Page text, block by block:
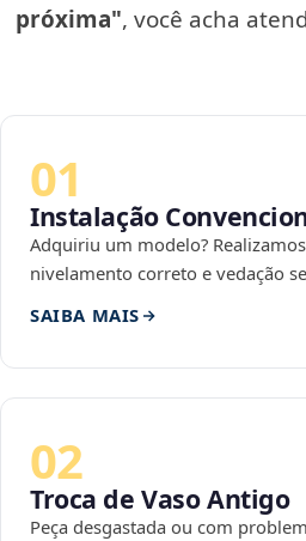
próxima", você acha
01
Instalação
Adquiriu um modelo?
nivelamento correto e vedação
SAIBA MAIS
02
Troca de Vaso Antigo
Peça desgastada ou com